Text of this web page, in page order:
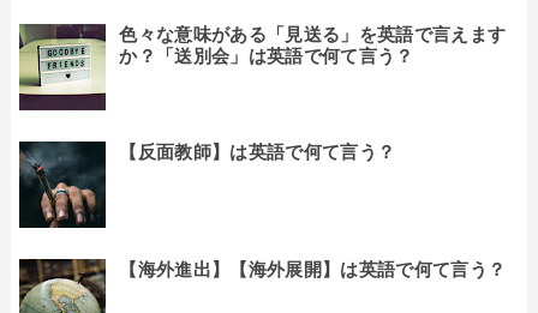
色々な意味がある「見送る」を英語で言えます
か？「送別会」は英語で何て言う？
【反面教師】は英語で何て言う？
【海外進出】【海外展開】は英語で何て言う？